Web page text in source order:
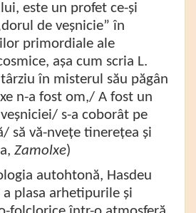
este un profet ce-și
de veșnicie” în
primordiale ale
așa cum scria L.
în misterul său păgân
n-a fost om,/ A fost un
s-a coborât pe
să vă-nvețe tinerețea și
Zamolxe)
autohtonă, Hasdeu
plasa arhetipurile și